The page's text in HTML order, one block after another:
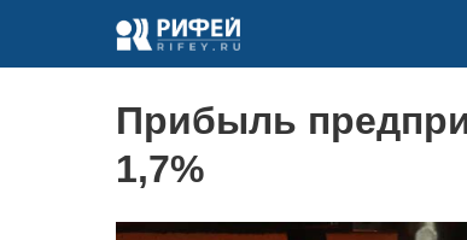
Прибыль
1,7%